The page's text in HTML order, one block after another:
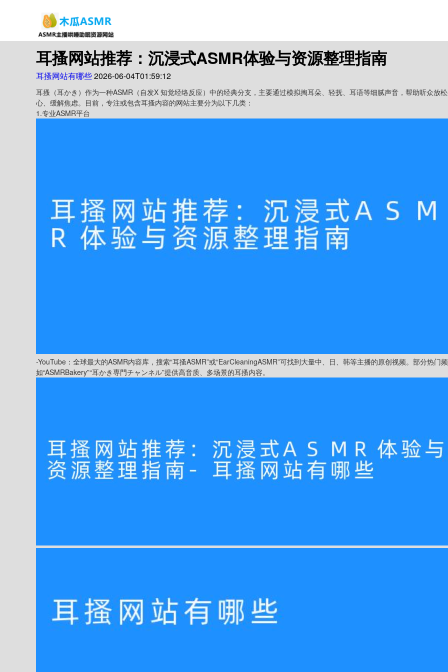
耳搔网站推荐：沉浸式ASMR体验与资源整理指南
耳搔网站有哪些2026-06-04T01:59:12
耳搔（耳かき）作为一种ASMR（自发X 知觉经络反应）中的经典分支，主要通过模拟掏耳朵、轻抚、耳语等细腻声音，帮助听众放松身
心、缓解焦虑。目前，专注或包含耳搔内容的网站主要分为以下几类：
1.专业ASMR平台
-YouTube：全球最大的ASMR内容库，搜索“耳搔ASMR”或“EarCleaningASMR”可找到大量中、日、韩等主播的原创视频。部分热门
如“ASMRBakery”“耳かき専門チャンネル”提供高音质、多场景的耳搔内容。